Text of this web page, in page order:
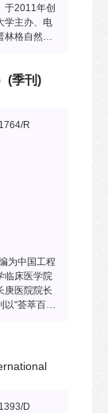
《文摘杂
中国《科技
(WJCI)报
通”的办刊
力做好交通
于2011年创
学主办、电
格自然集
学出版社
位国家杰
余个国家
外知名专家
Sensors》
感领域原
器及相关仪
组网技术、
料与器件
(季刊)
R
为中国工程
临床医学院
庚医院院长
以“荟萃百家
肝脏学领
践成果，为
学者提供
D